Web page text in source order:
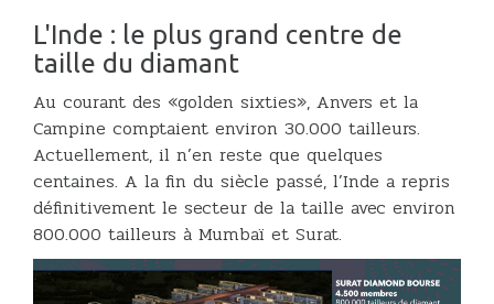
L'Inde : le plus grand centre de
taille du diamant
Au courant des «golden sixties», Anvers et la
Campine comptaient environ 30.000 tailleurs.
Actuellement, il n’en reste que quelques
centaines. A la fin du siècle passé, l’Inde a repris
définitivement le secteur de la taille avec environ
800.000 tailleurs à Mumbaï et Surat.